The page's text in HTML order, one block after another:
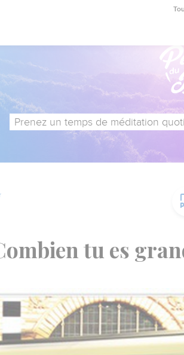
Prenez un temps de méditation
tu es